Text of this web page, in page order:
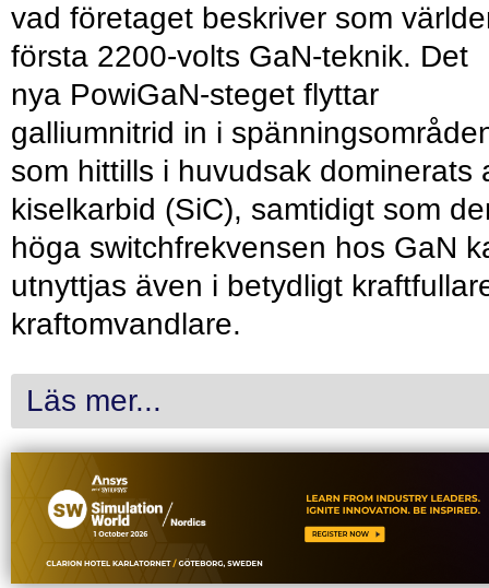
vad företaget beskriver som
första 2200-volts GaN-teknik. Det
nya PowiGaN-steget flyttar
galliumnitrid in i
som hittills i huvudsak dominerats
kiselkarbid (SiC), samtidigt som
höga switchfrekvensen hos GaN
utnyttjas även i betydligt
kraftomvandlare.
Läs mer...